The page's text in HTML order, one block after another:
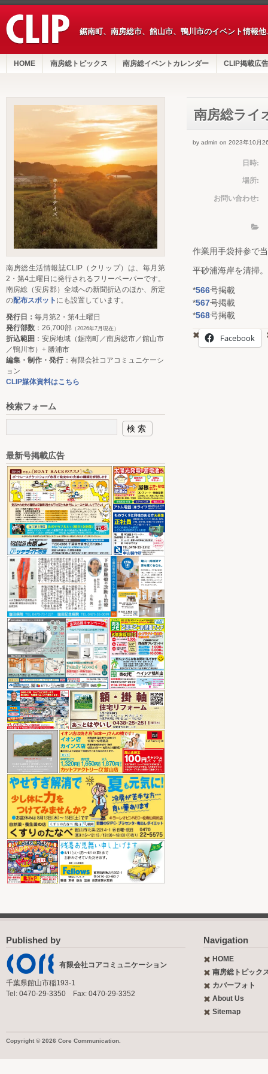
鋸南町、南房総市、館山市、鴨川市のイベント情報
HOME 南房総トピックス 南房総イベントカレンダー CLIP掲載広告
南房総ライ
by admin on 2023年10月
日時:
場所:
お問い合わせ:
作業用手袋持参で
平砂浦海岸を清掃
*566号掲載
*567号掲載
*568号掲載
Facebook
南房総生活情報誌CLIP（クリップ）は、毎月第
2・第4土曜日に発行されるフリーペーパーです。
南房総（安房郡）全域への新聞折込のほか、所定
の配布スポット にも設置しています。
発行日： 毎月第2・第4土曜日
発行部数 ：26,700部 （2026年7月現在）
折込範囲 ：安房地域（鋸南町／南房総市／館山市
／鴨川市）+ 勝浦市
編集・制作・発行：有限会社コアコミュニケーシ
ョン
CLIP媒体資料はこちら
検索フォーム
最新号掲載広告
Published by
有限会社コアコミュニケーション
千葉県館山市稲193-1
Tel: 0470-29-3350 Fax: 0470-29-3352
Navigation
HOME
南房総トピック
カバーフォト
About Us
Sitemap
Copyright © 2026 Core Communication.